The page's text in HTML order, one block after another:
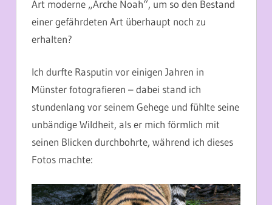
Art moderne „Arche Noah“, um so den Bestand
einer gefährdeten Art überhaupt noch zu
erhalten?
Ich durfte Rasputin vor einigen Jahren in
Münster fotografieren – dabei stand ich
stundenlang vor seinem Gehege und fühlte seine
unbändige Wildheit, als er mich förmlich mit
seinen Blicken durchbohrte, während ich dieses
Fotos machte: